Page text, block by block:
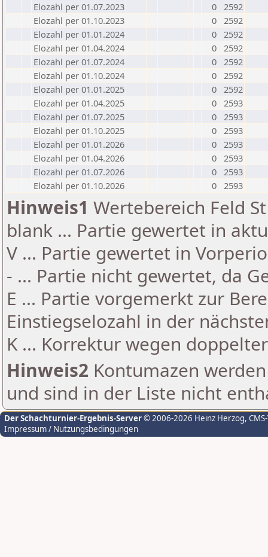
Elozahl per 01.07.2023
0 2592
Elozahl per 01.10.2023
0 2592
Elozahl per 01.01.2024
0 2592
Elozahl per 01.04.2024
0 2592
Elozahl per 01.07.2024
0 2592
Elozahl per 01.10.2024
0 2592
Elozahl per 01.01.2025
0 2592
Elozahl per 01.04.2025
0 2593
Elozahl per 01.07.2025
0 2593
Elozahl per 01.10.2025
0 2593
Elozahl per 01.01.2026
0 2593
Elozahl per 01.04.2026
0 2593
Elozahl per 01.07.2026
0 2593
Elozahl per 01.10.2026
0 2593
Hinweis1 Wertebereich Feld
blank ... Partie gewertet in
V ... Partie gewertet in
- ... Partie nicht gewertet, da
E ... Partie vorgemerkt zur
Einstiegselozahl in der
K ... Korrektur wegen
Hinweis2 Kontumazen
und sind in der Liste nicht
Der Schachturnier-Ergebnis-Server© 2006-2026 Heinz Herzog,
Impressum / Nutzungsbedingungen